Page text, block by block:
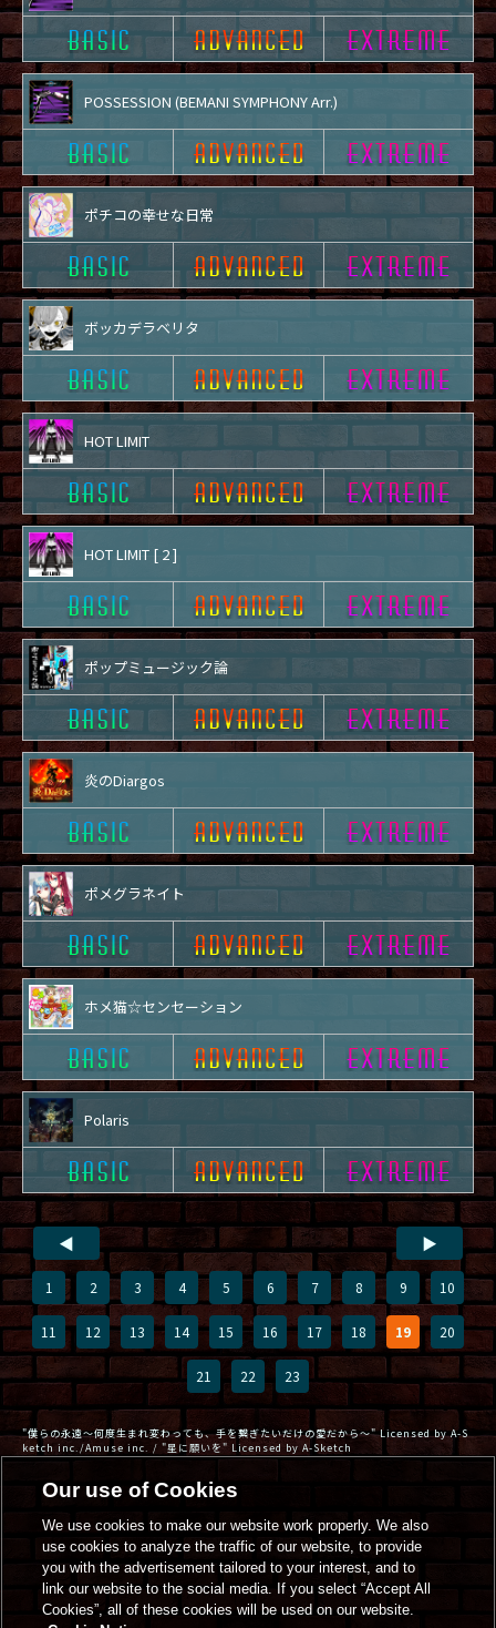
POSSESSION (BEMANI SYMPHONY Arr.)
ポチコの幸せな日常
ボッカデラベリタ
HOT LIMIT
HOT LIMIT [ 2 ]
ポップミュージック論
炎のDiargos
ポメグラネイト
ホメ猫☆センセーション
Polaris
◀
1 2 3 4 5 6 7 8 9 10
11 12 13 14 15 16 17 18 19 20
21 22 23
▶
"僕らの永遠～何度生まれ変わっても、手を繋ぎたいだけの愛だから～" Licensed by A-S
ketch inc./Amuse inc. / "星に願いを" Licensed by A-Sketch
Our use of Cookies
We use cookies to make our website work properly. We also
use cookies to analyze the traffic of our website, to provide
you with the advertisement tailored to your interest, and to
link our website to the social media. If you select “Accept All
Cookies”, all of these cookies will be used on our website.